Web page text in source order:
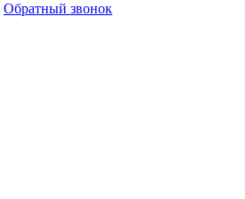
Обратный звонок